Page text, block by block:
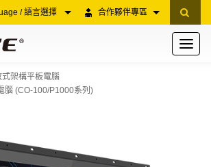
合作夥伴專區
/ 語言選擇
Toggle
式架構平板電腦
腦 (CO-100/P1000系列)